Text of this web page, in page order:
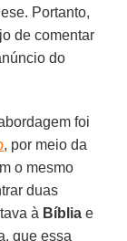
Portanto,
de comentar
do
foi
, por meio da
o mesmo
duas
à Bíblia e
que essa